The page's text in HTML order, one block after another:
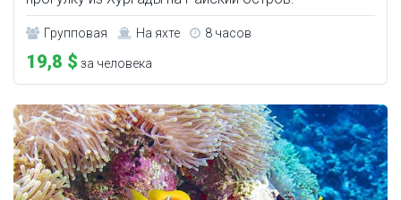
Групповая На яхте 8 часов
19,8 $ за человека